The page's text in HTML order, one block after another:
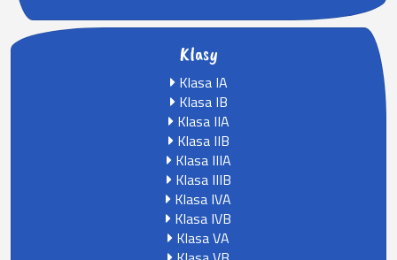
Klasy
Klasa IA
Klasa IB
Klasa IIA
Klasa IIB
Klasa IIIA
Klasa IIIB
Klasa IVA
Klasa IVB
Klasa VA